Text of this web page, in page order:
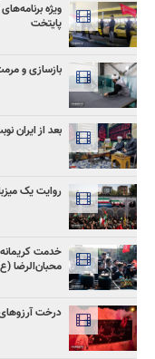
ویژه
پایتخت
بازسازی و مرمت ۴۰۰۰ واحد مسکونی توسط گروه‌های
بعد از ایران
روایت یک
خدمت
محبان‌الرضا
درخت